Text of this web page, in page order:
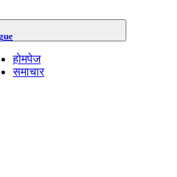
होमपेज
समाचार